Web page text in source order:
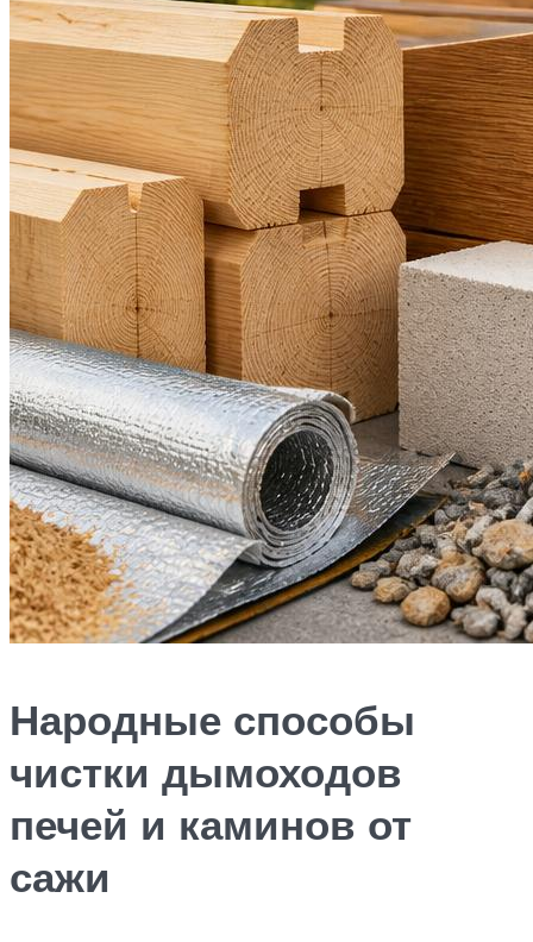
Народные способы
чистки дымоходов
печей и каминов от
сажи